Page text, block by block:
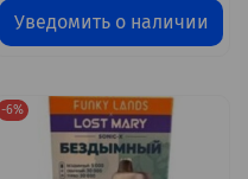
Уведомить о наличии
-6%